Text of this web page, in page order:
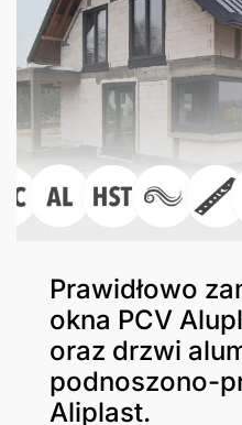
Prawidłowo
okna PCV
oraz drzwi
podnoszono-
Aliplast.